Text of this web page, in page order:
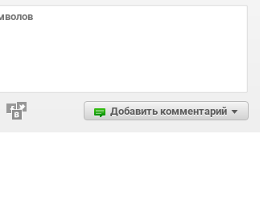
Добавить комментарий